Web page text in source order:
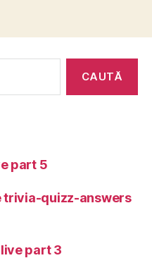
part 5
trivia-quizz-answers
part 3